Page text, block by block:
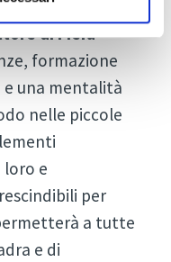
del futuro”,
di Fiera
formazione
una mentalità
nelle piccole
e
per
a tutte
e di